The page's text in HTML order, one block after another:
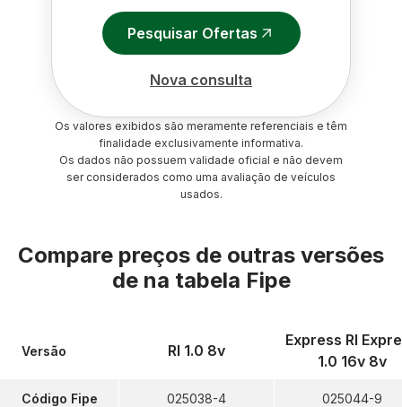
Pesquisar Ofertas
Nova consulta
Os valores exibidos são meramente referenciais e têm
finalidade exclusivamente informativa.
Os dados não possuem validade oficial e não devem
ser considerados como uma avaliação de veículos
usados.
Compare preços de outras versões
de na tabela Fipe
Versão
Código Fipe
Rl 1.0 8v
025038-4
Express Rl
1.0 16v 8v
025044-9